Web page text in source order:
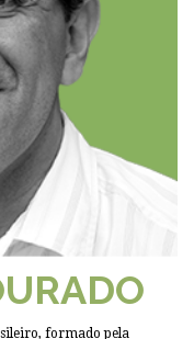
formado pela